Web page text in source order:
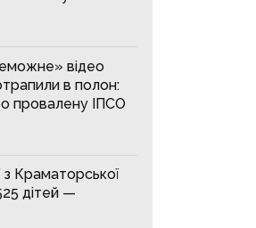
відео
в полон:
провалену ІПСО
з Краматорської
дітей —